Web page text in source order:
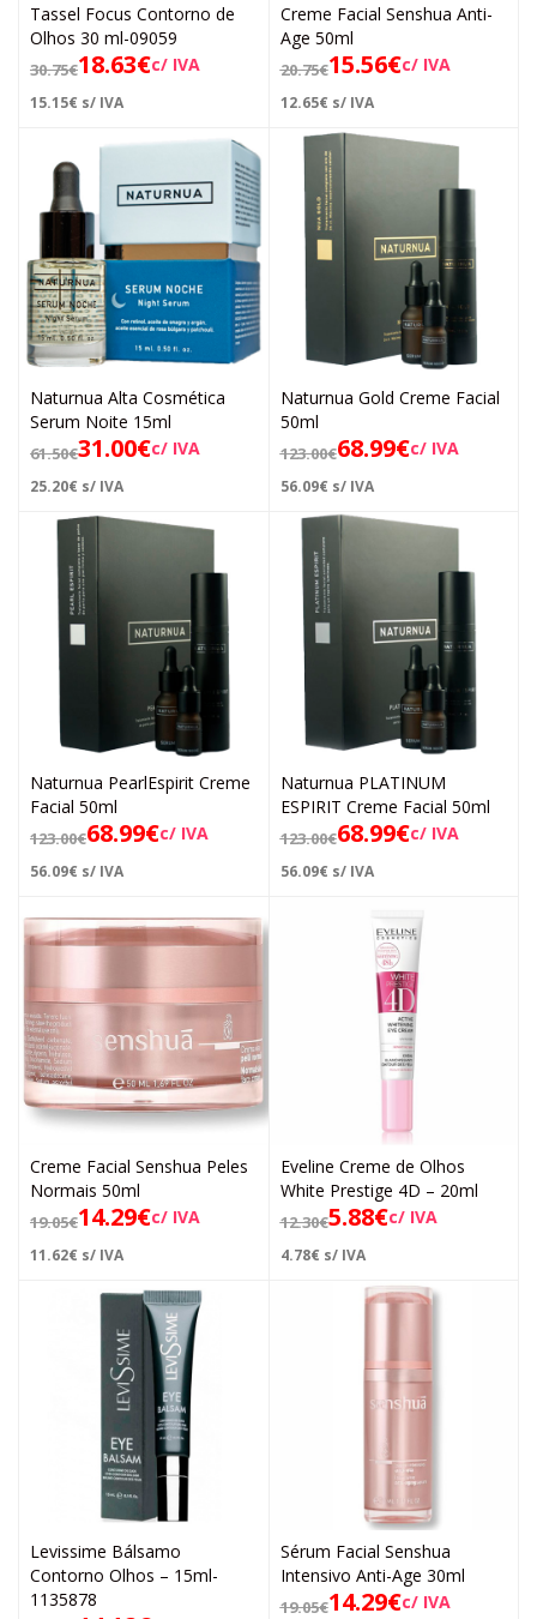
Tassel Focus Contorno de
Olhos 30 ml-09059
30.75€18.63€c/ IVA
15.15€ s/ IVA
Creme Facial Senshua Anti-
Age 50ml
20.75€15.56€c/ IVA
12.65€ s/ IVA
Naturnua Alta Cosmética
Serum Noite 15ml
61.50€31.00€c/ IVA
25.20€ s/ IVA
Naturnua Gold Creme Facial
50ml
123.00€68.99€c/ IVA
56.09€ s/ IVA
Naturnua PearlEspirit Creme
Facial 50ml
123.00€68.99€c/ IVA
56.09€ s/ IVA
Naturnua PLATINUM
ESPIRIT Creme Facial 50ml
123.00€68.99€c/ IVA
56.09€ s/ IVA
Creme Facial Senshua Peles
Normais 50ml
19.05€14.29€c/ IVA
11.62€ s/ IVA
Eveline Creme de Olhos
White Prestige 4D – 20ml
12.30€5.88€c/ IVA
4.78€ s/ IVA
Levissime Bálsamo
Contorno Olhos – 15ml-
1135878
Sérum Facial Senshua
Intensivo Anti-Age 30ml
19.05€14.29€c/ IVA